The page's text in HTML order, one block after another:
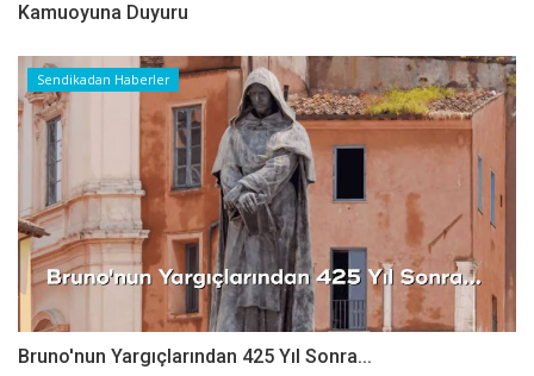
Kamuoyuna Duyuru
Sendikadan Haberler
Bruno'nun Yargıçlarından 425 Yıl Sonra...